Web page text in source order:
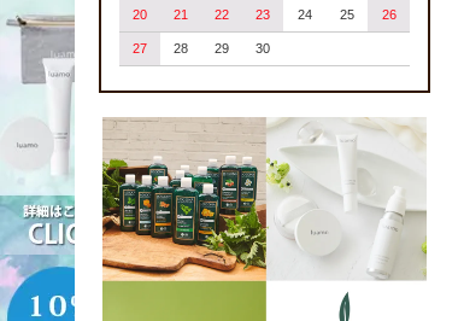
20 21 22 23 24 25 26
27 28 29 30